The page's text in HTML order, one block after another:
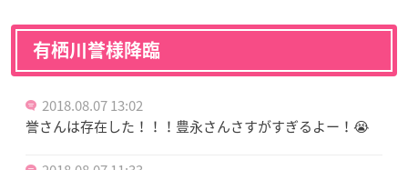
有栖川誉様降臨
2018.08.07 13:02
誉さんは存在した！！！豊永さんさすがすぎるよー！😭